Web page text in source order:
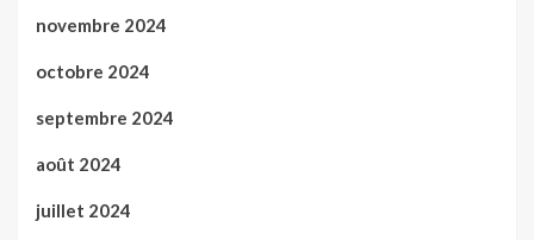
novembre 2024
octobre 2024
septembre 2024
août 2024
juillet 2024